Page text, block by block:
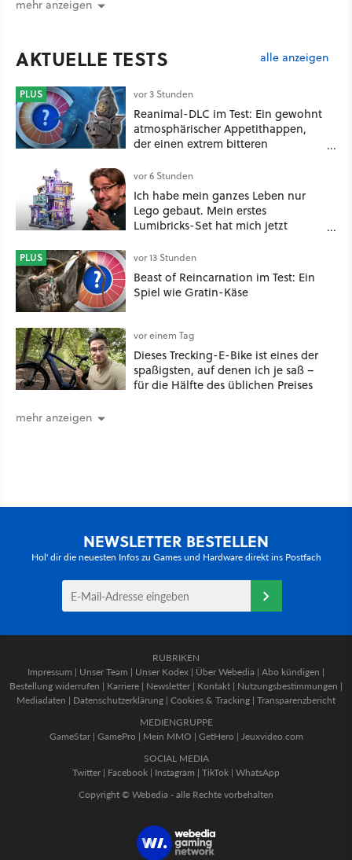
mehr anzeigen
AKTUELLE TESTS alle anzeigen
PLUS vor 3 Stunden
Reanimal-DLC im Test: Ein gewohnt
atmosphärischer Appetithappen,
der einen extrem bitteren
vor 6 Stunden
Ich habe mein ganzes Leben nur
Lego gebaut. Mein erstes
Lumibricks-Set hat mich jetzt
Stack im Test
PLUS vor 13 Stunden
Beast of Reincarnation im Test: Ein
Spiel wie Gratin-Käse
vor einem Tag
Dieses Trecking-E-Bike ist eines der
spaßigsten, auf denen ich je saß –
für die Hälfte des üblichen Preises
mehr anzeigen
NEWSLETTER BESTELLEN
Hol' dir die neuesten Infos zu Games und Hardware direkt ins Postfach
RUBRIKEN
Impressum | Unser Team | Unser Kodex | Über Webedia | Abo kündigen |
Bestellung widerrufen | Karriere | Newsletter | Kontakt | Nutzungsbestimmungen |
Mediadaten | Datenschutzerklärung | Cookies & Tracking | Transparenzbericht
MEDIENGRUPPE
GameStar| GamePro | Mein MMO | GetHero | Jeuxvideo.com
SOCIAL MEDIA
Twitter | Facebook | Instagram | TikTok | WhatsApp
Copyright © Webedia - alle Rechte vorbehalten